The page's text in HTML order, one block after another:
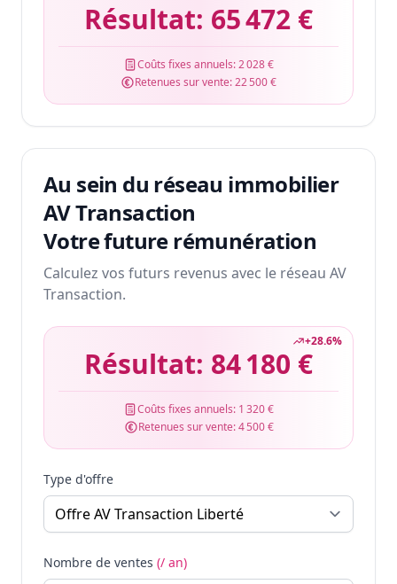
Résultat: 65 472 €
Coûts fixes annuels:2 028 €
Retenues sur vente:22 500 €
Au sein du réseau immobilier
AV Transaction
Votre future rémunération
Calculez vos futurs revenus avec le réseau AV
Transaction.
+28.6%
Résultat: 84 180 €
Coûts fixes annuels: 1 320 €
Retenues sur vente:4 500 €
Type d'offre
Nombre de ventes (/ an)